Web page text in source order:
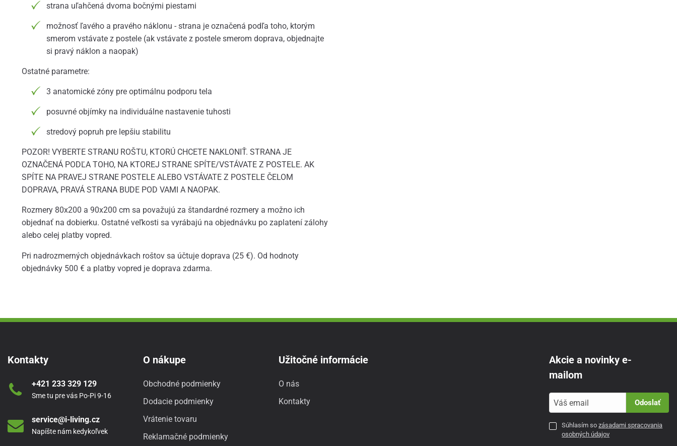
strana uľahčená dvoma bočnými piestami
možnosť ľavého a pravého náklonu - strana je označená podľa toho, ktorým
smerom vstávate z postele (ak vstávate z postele smerom doprava, objednajte
si pravý náklon a naopak)
Ostatné parametre:
3 anatomické zóny pre optimálnu podporu tela
posuvné objímky na individuálne nastavenie tuhosti
stredový popruh pre lepšiu stabilitu
POZOR! VYBERTE STRANU ROŠTU, KTORÚ CHCETE NAKLONIŤ. STRANA JE
OZNAČENÁ PODĽA TOHO, NA KTOREJ STRANE SPÍTE/VSTÁVATE Z POSTELE. AK
SPÍTE NA PRAVEJ STRANE POSTELE ALEBO VSTÁVATE Z POSTELE ČELOM
DOPRAVA, PRAVÁ STRANA BUDE POD VAMI A NAOPAK.
Rozmery 80x200 a 90x200 cm sa považujú za štandardné rozmery a možno ich
objednať na dobierku. Ostatné veľkosti sa vyrábajú na objednávku po zaplatení zálohy
alebo celej platby vopred.
Pri nadrozmerných objednávkach roštov sa účtuje doprava (25 €). Od hodnoty
objednávky 500 € a platby vopred je doprava zdarma.
Kontakty
+421 233 329 129
Sme tu pre vás Po-Pi 9-16
service@i-living.cz
Napíšte nám kedykoľvek
O nákupe
Obchodné podmienky
Dodacie podmienky
Vrátenie tovaru
Reklamačné podmienky
Užitočné informácie
O nás
Kontakty
Akcie a novinky e-
mailom
Odoslať
Súhlasím sozásadami spracovania
osobných údajov